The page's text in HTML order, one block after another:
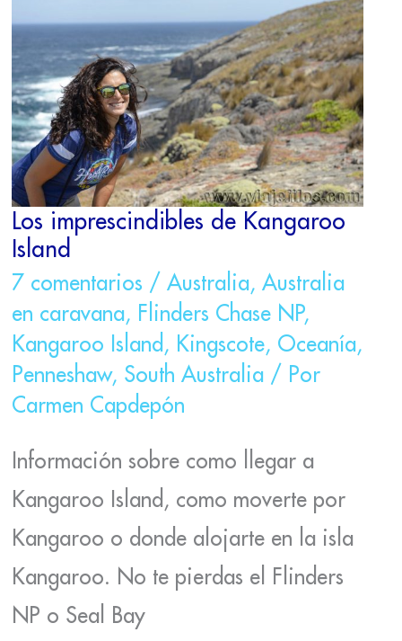
Los imprescindibles de Kangaroo
Island
7 comentarios / Australia, Australia
en caravana, Flinders Chase NP,
Kangaroo Island , Kingscote, Oceanía,
Penneshaw, South Australia/ Por
Carmen Capdepón
Información sobre como llegar a
Kangaroo Island, como moverte por
Kangaroo o donde alojarte en la isla
Kangaroo. No te pierdas el Flinders
NP o Seal Bay
DE
KANGAROO
ISLAND